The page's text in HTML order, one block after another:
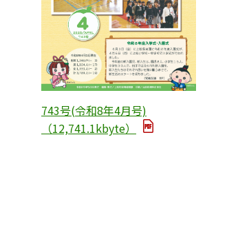
743号(令和8年4月号)
（12,741.1kbyte）